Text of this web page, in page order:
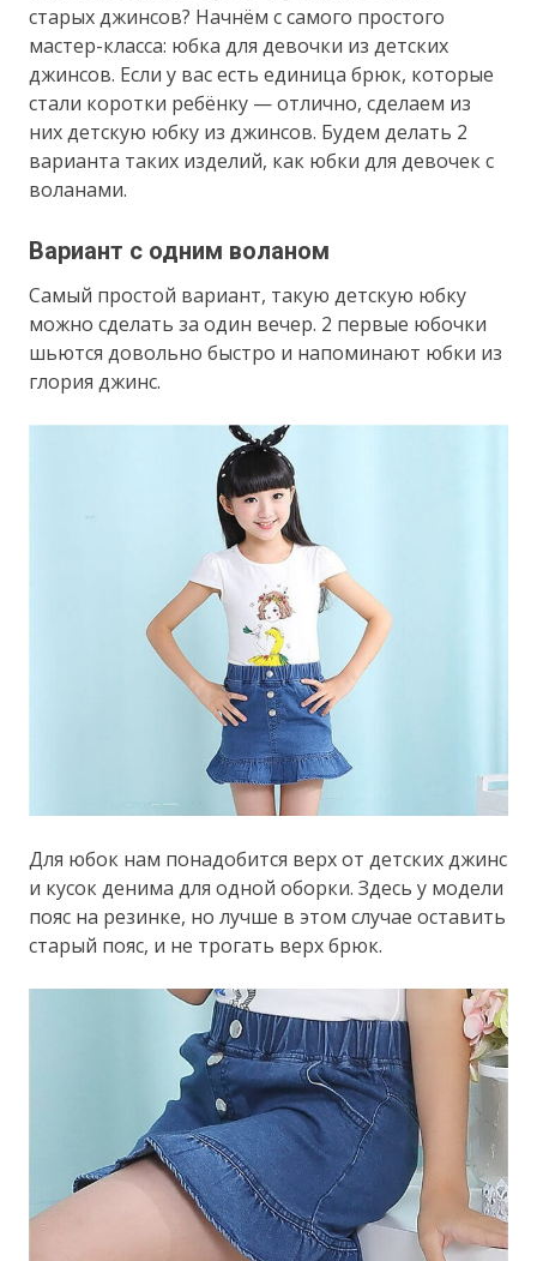
старых джинсов? Начнём с самого простого
мастер-класса: юбка для девочки из детских
джинсов. Если у вас есть единица брюк, которые
стали коротки ребёнку — отлично, сделаем из
них детскую юбку из джинсов. Будем делать 2
варианта таких изделий, как юбки для девочек с
воланами.
Вариант с одним воланом
Самый простой вариант, такую детскую юбку
можно сделать за один вечер. 2 первые юбочки
шьются довольно быстро и напоминают юбки из
глория джинс.
Для юбок нам понадобится верх от детских джинс
и кусок денима для одной оборки. Здесь у модели
пояс на резинке, но лучше в этом случае оставить
старый пояс, и не трогать верх брюк.